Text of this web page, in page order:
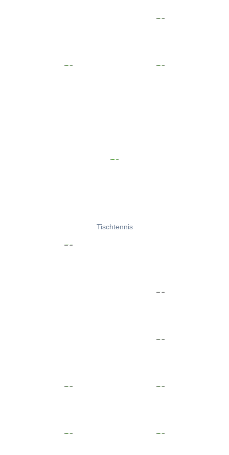
Tischtennis